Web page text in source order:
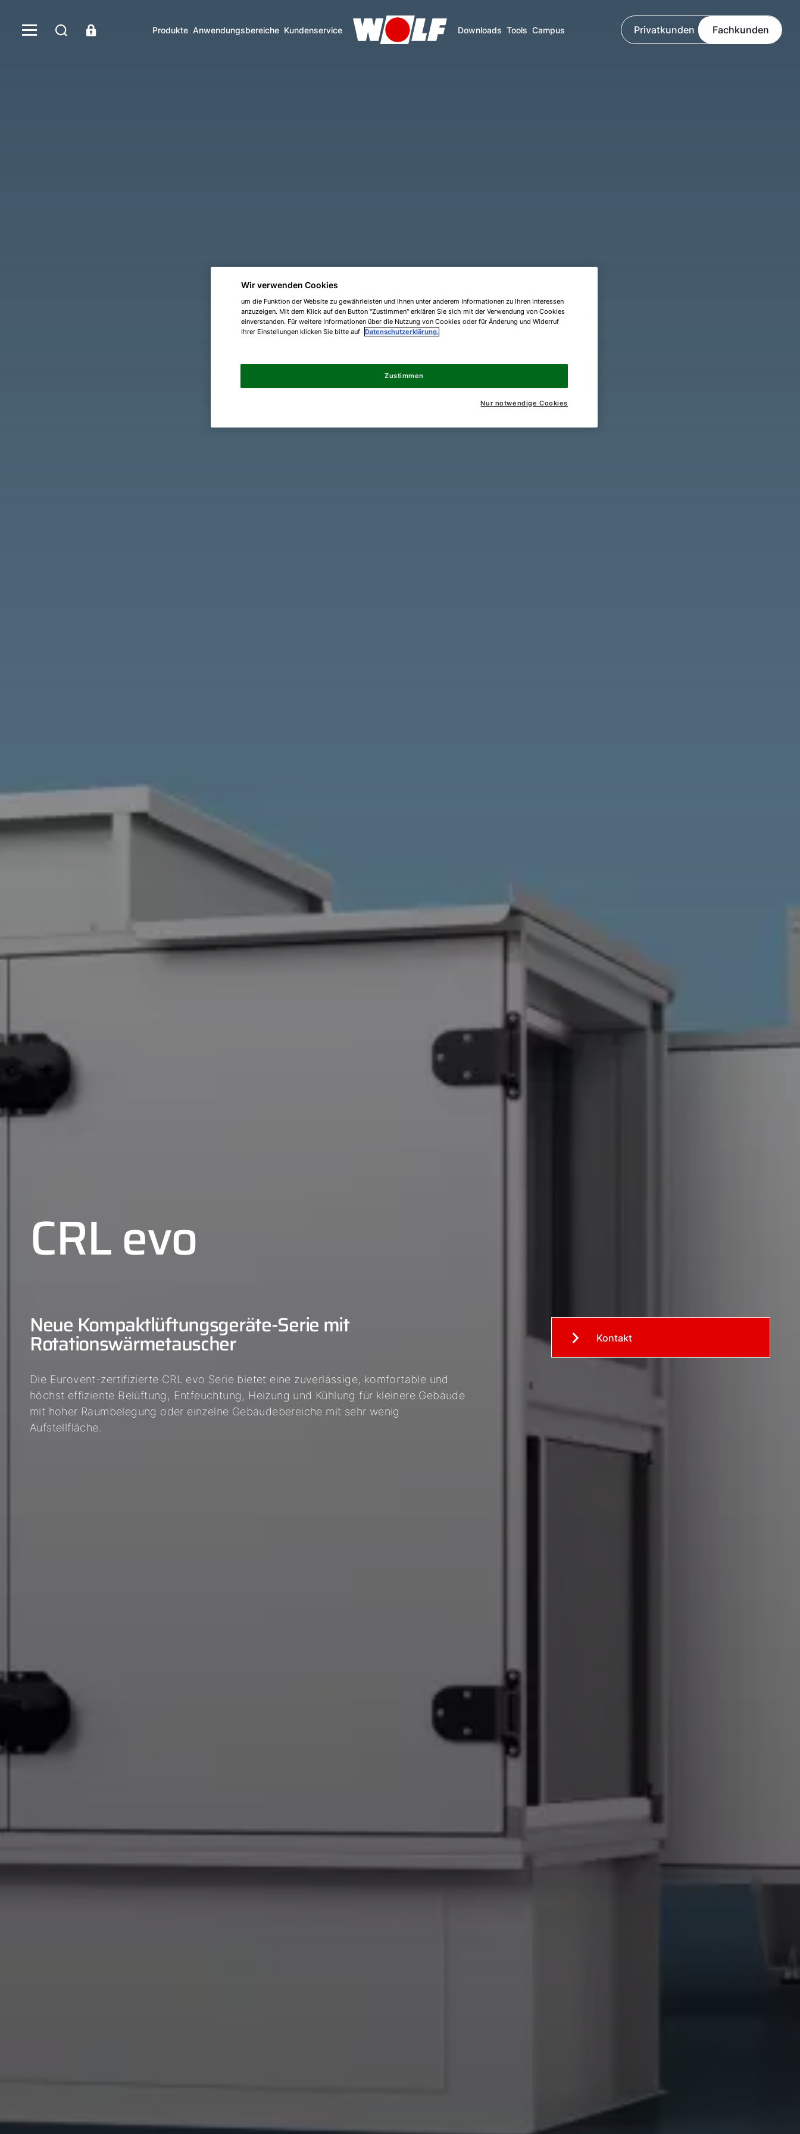
Produkte Anwendungsbereiche Kundenservice Downloads Tools Campus Privatkunden Fachkunden
CRL evo
Neue Kompaktlüftungsgeräte-Serie mit
Rotationswärmetauscher
Die Eurovent-zertifizierte CRL evo Serie bietet eine zuverlässige, komfortable und
höchst effiziente Belüftung, Entfeuchtung, Heizung und Kühlung für kleinere Gebäude
mit hoher Raumbelegung oder einzelne Gebäudebereiche mit sehr wenig
Aufstellfläche.
Kontakt
Wir verwenden Cookies
um die Funktion der Website zu gewährleisten und Ihnen unter anderem Informationen zu Ihren Interessen
anzuzeigen. Mit dem Klick auf den Button "Zustimmen" erklären Sie sich mit der Verwendung von Cookies
einverstanden. Für weitere Informationen über die Nutzung von Cookies oder für Änderung und Widerruf
Ihrer Einstellungen klicken Sie bitte auf Datenschutzerklärung.
Nur notwendige Cookies
Zustimmen